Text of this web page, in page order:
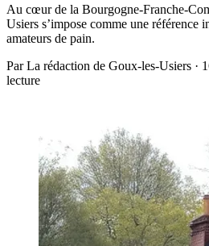
Au cœur de la Bourgogne-Franche-
Usiers s’impose comme une référence
amateurs de pain.
Par La rédaction de Goux-les-Usiers ·
lecture